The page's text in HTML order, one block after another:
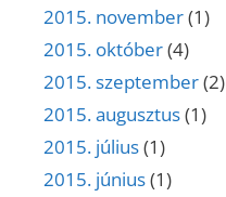
2015. november(1)
2015. október(4)
2015. szeptember(2)
2015. augusztus(1)
2015. július(1)
2015. június(1)